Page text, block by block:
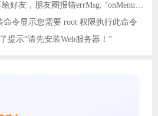
解决微信公众号分享给好友，朋友圈报错errMsg: "onMenuShareAppMessage:fail, the permission value is offline verifying"
命令显示您需要 root 权限执行此命令
提示“请先安装Web服务器！”